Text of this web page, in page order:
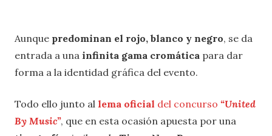
Aunque predominan el rojo, blanco y negro, se da
entrada a una infinita gama cromática para dar
forma a la identidad gráfica del evento.
Todo ello junto al lema oficial del concurso “United
By Music”, que en esta ocasión apuesta por una